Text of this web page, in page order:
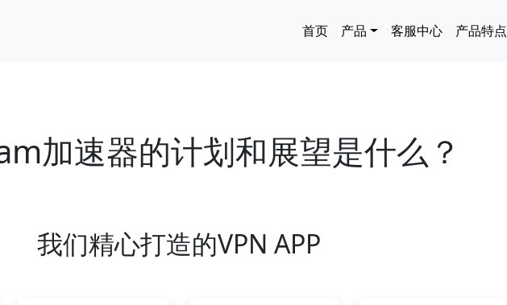
主导航
首页 产品 客服中心 产品特点
加速器的计划和展望是什么？
我们精心打造的VPN APP